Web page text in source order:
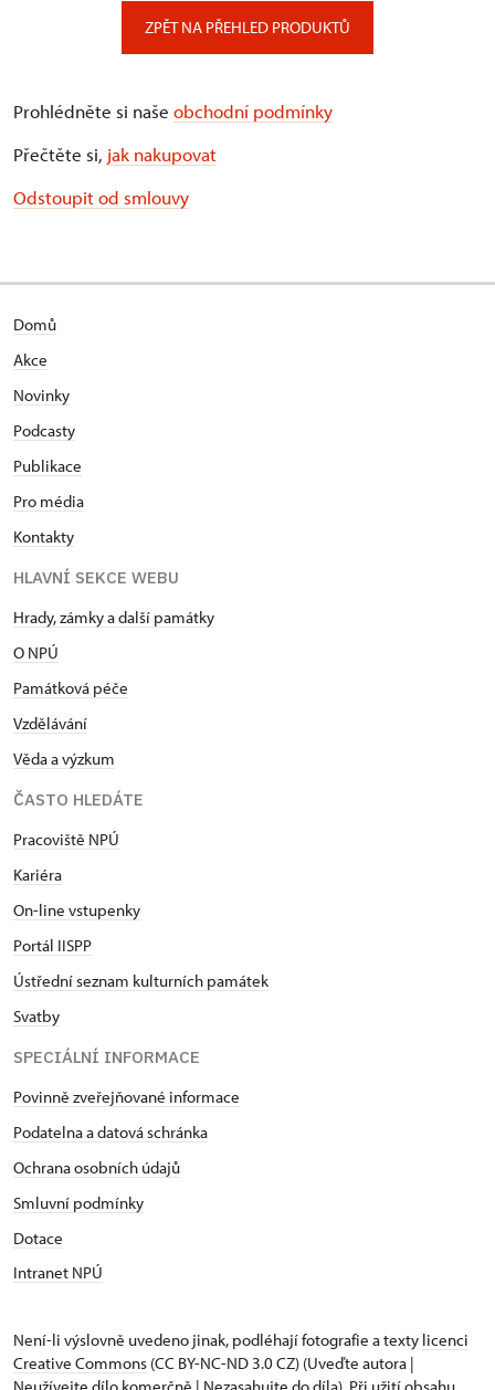
ZPĚT NA PŘEHLED PRODUKTŮ
Prohlédněte si naše obchodní podmínky
Přečtěte si, jak nakupovat
Odstoupit od smlouvy
Domů
Akce
Novinky
Podcasty
Publikace
Pro média
Kontakty
HLAVNÍ SEKCE WEBU
Hrady, zámky a další památky
O NPÚ
Památková péče
Vzdělávání
Věda a výzkum
ČASTO HLEDÁTE
Pracoviště NPÚ
Kariéra
On-line vstupenky
Portál IISPP
Ústřední seznam kulturních památek
Svatby
SPECIÁLNÍ INFORMACE
Povinně zveřejňované informace
Podatelna a datová schránka
Ochrana osobních údajů
Smluvní podmínky
Dotace
Intranet NPÚ
Není-li výslovně uvedeno jinak, podléhají fotografie a texty licenci
Creative Commons (CC BY-NC-ND 3.0 CZ) (Uveďte autora |